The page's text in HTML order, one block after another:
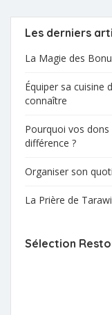
Les derniers
La Magie des
Équiper sa cuisine
connaître
Pourquoi vos
différence ?
Organiser son
La Prière de
Sélection